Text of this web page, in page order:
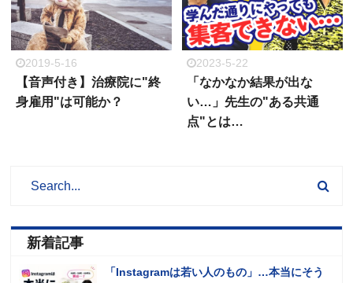
2019-5-16
【音声付き】治療院に"終
身雇用"は可能か？
2023-5-22
「なかなか結果が出な
い…」先生の"ある共通
点"とは…
新着記事
「Instagramは若い人のもの」…本当にそう